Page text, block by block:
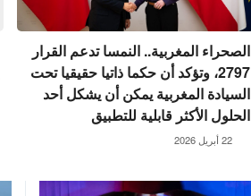
الصحراء المغربية.. النمسا تدعم القرار
2797، وتؤكد أن حكما ذاتيا حقيقيا تحت
السيادة المغربية يمكن أن يشكل أحد
الحلول الأكثر قابلية للتطبيق
22 أبريل 2026